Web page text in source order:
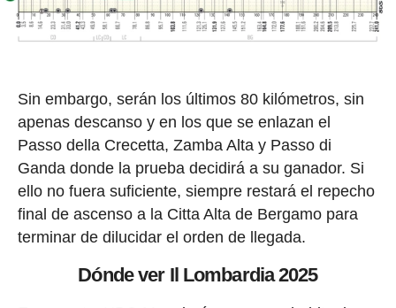
Sin embargo, serán los últimos 80 kilómetros, sin
apenas descanso y en los que se enlazan el
Passo della Crecetta, Zamba Alta y Passo di
Ganda donde la prueba decidirá a su ganador. Si
ello no fuera suficiente, siempre restará el repecho
final de ascenso a la Citta Alta de Bergamo para
terminar de dilucidar el orden de llegada.
Dónde ver Il Lombardia 2025